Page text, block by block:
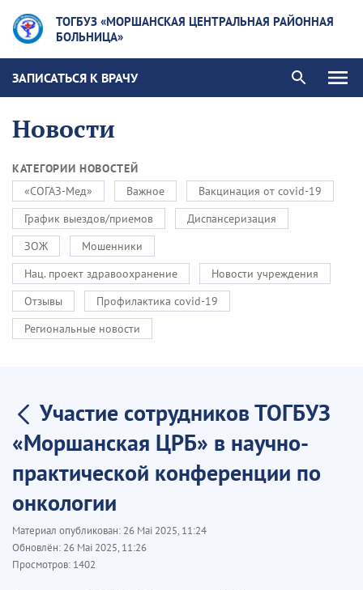
ТОГБУЗ «МОРШАНСКАЯ ЦЕНТРАЛЬНАЯ РАЙОННАЯ
БОЛЬНИЦА»
ЗАПИСАТЬСЯ К ВРАЧУ
Новости
КАТЕГОРИИ НОВОСТЕЙ
«СОГАЗ-Мед»
Важное
Вакцинация от covid-19
График выездов/приемов
Диспансеризация
ЗОЖ
Мошенники
Нац. проект здравоохранение
Новости учреждения
Отзывы
Профилактика covid-19
Региональные новости
Участие сотрудников ТОГБУЗ
«Моршанская ЦРБ» в научно-
практической конференции по
онкологии
Материал опубликован: 26 Mai 2025, 11:24
Обновлён: 26 Mai 2025, 11:26
Просмотров: 1402